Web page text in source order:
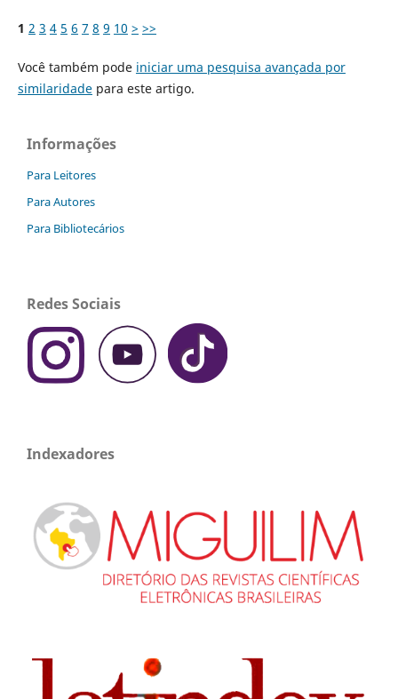
1 2 3 4 5 6 7 8 9 10 > >>
Você também pode iniciar uma pesquisa avançada por
similaridadepara este artigo.
Informações
Para Leitores
Para Autores
Para Bibliotecários
Redes Sociais
Indexadores